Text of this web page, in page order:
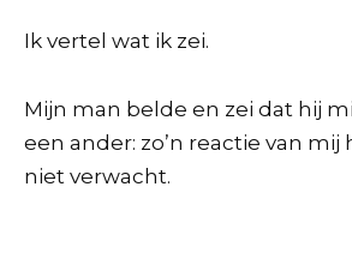
Ik vertel wat ik zei.
Mijn man belde en zei dat hij
een ander: zo’n reactie van mij
niet verwacht.